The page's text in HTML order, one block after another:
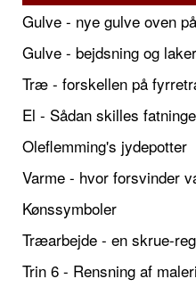
Gulve - nye gulve oven
Gulve - bejdsning og
Træ - forskellen på
El - Sådan skilles
Oleflemming's jydepotter
Varme - hvor forsvinder
Kønssymboler
Træarbejde - en skrue-
Trin 6 - Rensning af